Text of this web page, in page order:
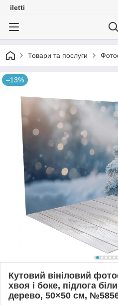
iletti
Товари та послуги
–13%
Кутовий вініловий
хвоя і боке, підлога
дерево, 50×50 см,